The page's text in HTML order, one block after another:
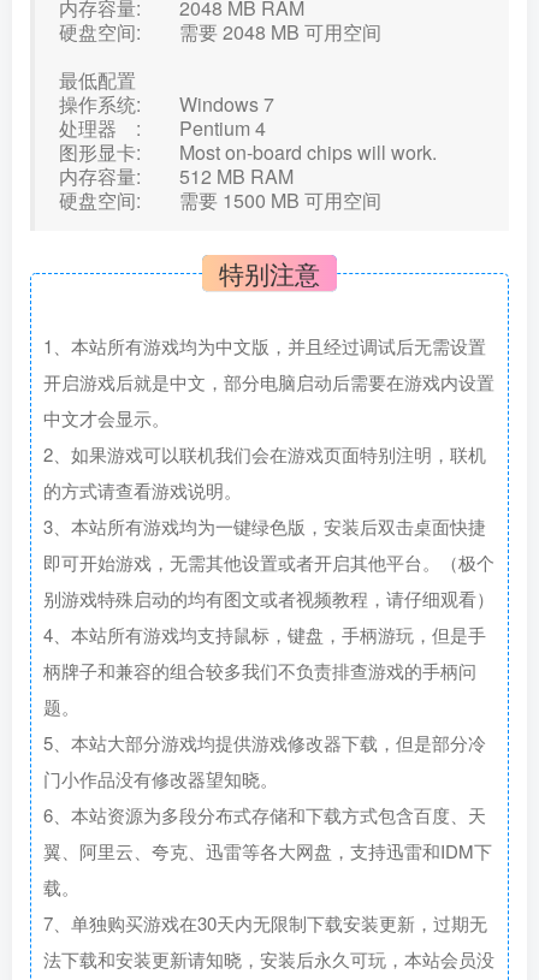
内存容量: 2048 MB RAM
硬盘空间: 需要 2048 MB 可用空间
最低配置
操作系统: Windows 7
处理器 : Pentium 4
图形显卡: Most on-board chips will work.
内存容量: 512 MB RAM
硬盘空间: 需要 1500 MB 可用空间
特别注意
1、本站所有游戏均为中文版，并且经过调试后无需设置
开启游戏后就是中文，部分电脑启动后需要在游戏内设置
中文才会显示。
2、如果游戏可以联机我们会在游戏页面特别注明，联机
的方式请查看游戏说明。
3、本站所有游戏均为一键绿色版，安装后双击桌面快捷
即可开始游戏，无需其他设置或者开启其他平台。（极个
别游戏特殊启动的均有图文或者视频教程，请仔细观看）
4、本站所有游戏均支持鼠标，键盘，手柄游玩，但是手
柄牌子和兼容的组合较多我们不负责排查游戏的手柄问
题。
5、本站大部分游戏均提供游戏修改器下载，但是部分冷
门小作品没有修改器望知晓。
6、本站资源为多段分布式存储和下载方式包含百度、天
翼、阿里云、夸克、迅雷等各大网盘，支持迅雷和IDM下
载。
7、单独购买游戏在30天内无限制下载安装更新，过期无
法下载和安装更新请知晓，安装后永久可玩，本站会员没